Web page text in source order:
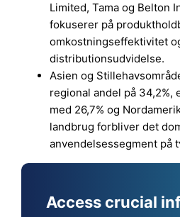
Limited, Tama og Belton
fokuserer på
omkostningseffektivitet
distributionsudvidelse.
Asien og
regional andel på 34,2%,
med 26,7% og
landbrug forbliver det
anvendelsessegment på
Access crucial